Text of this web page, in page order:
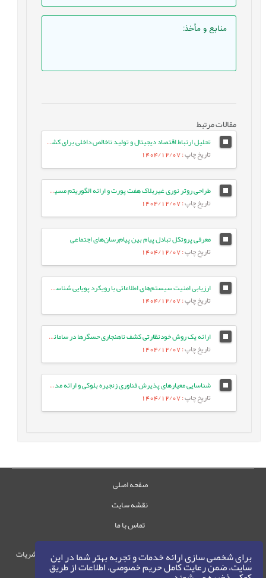
برای شخصی سازی ارائه خدمات و تجربه بهتر شما در این
سایت، ضمن رعایت کامل حریم خصوصی، اطلاعات از طریق
منابع و مأخذ:
مقالات مرتبط
تحلیل ارتباط اقتصاد دیجیتال و تولید ناخالص داخلی برای کشورهای ایران و مالزی با استفاده از شبکه های عصبی کوتاه‌نگر بلندحافظه
تاریخ چاپ: 1404/12/07
طراحی روتر نوری غیربلاک هفت پورت و ارائه الگوریتم مسیریابی موثر در شبکه بر تراشه نوری سه بعدی
تاریخ چاپ: 1404/12/07
معرفی پروتکل تبادل پیام بین پیام‌رسان‌های اجتماعی
تاریخ چاپ: 1404/12/07
ارزیابی امنیت سیستم‌های اطلاعاتی با رویکرد پویایی شناسی سیستم‌ها (مورد مطالعه: بانک کشاورزی)
تاریخ چاپ: 1404/12/07
ارائه یک روش خودنظارتی کشف ناهنجاری حسگرها در سامانه‌های کنترل صنعتی مبتنی بر یادگیری عمیق گروه‌محور
تاریخ چاپ: 1404/12/07
شناسایی معیارهای پذیرش فناوری زنجیره بلوکی و ارائه مدل ترکیبی پذیرش فناوری TAM و TOE با استفاده از روش خوشه¬بندی K-means
تاریخ چاپ: 1404/12/07
صفحه اصلی
نقشه سایت
تماس با ما
حقوق این وب‌سایت متعلق به سامانه مدیریت نشریات
رایمگ است.